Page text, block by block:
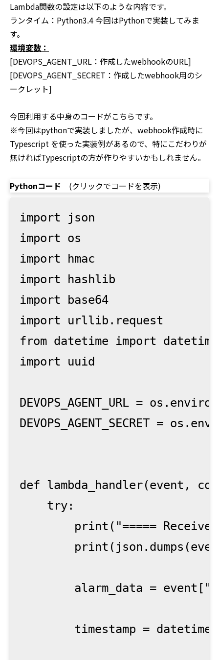
Lambda関数の設定は以下のような内容です。
ランタイム：Python3.4 今回はPythonで実装してみま
す。
環境変数：
[DEVOPS_AGENT_URL：作成したwebhookのURL]
[DEVOPS_AGENT_SECRET：作成したwebhook用のシ
ークレット]
今回利用する中身のコードがこちらです。
※今回はpythonで実装しましたが、webhook作成時に
Typescript を使った実装例があるので、特にこだわりが
無ければTypescriptの方が作りやすいかもしれません。
Pythonコード (クリックでコードを表示)
import json
import os
import hmac
import hashlib
import base64
import urllib.request
from datetime import datetime
import uuid
DEVOPS_AGENT_URL =
DEVOPS_AGENT_SECRET =
def lambda_handler(event,
    try:
print("=====
alarm_data =
timestamp =